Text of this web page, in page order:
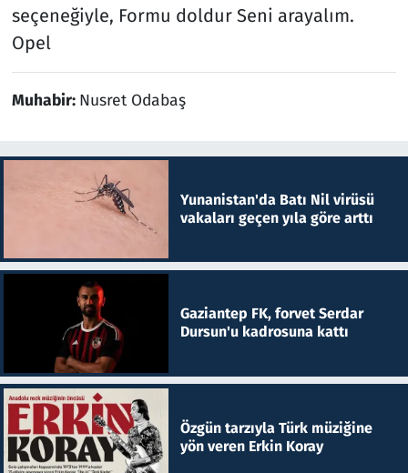
seçeneğiyle, Formu doldur Seni arayalım.
Opel
Muhabir: Nusret Odabaş
Yunanistan'da Batı Nil virüsü
vakaları geçen yıla göre arttı
Gaziantep FK, forvet Serdar
Dursun'u kadrosuna kattı
Özgün tarzıyla Türk müziğine
yön veren Erkin Koray